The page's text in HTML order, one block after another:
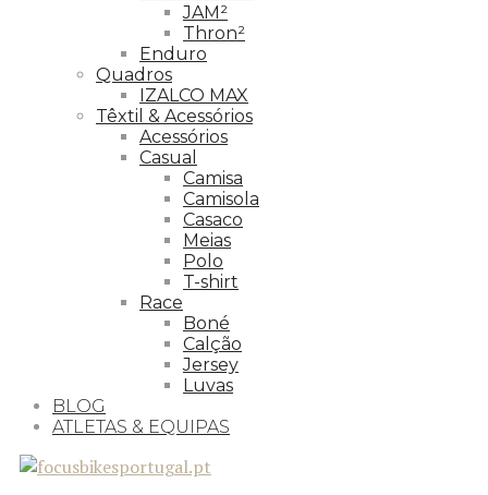
JAM²
Thron²
Enduro
Quadros
IZALCO MAX
Têxtil & Acessórios
Acessórios
Casual
Camisa
Camisola
Casaco
Meias
Polo
T-shirt
Race
Boné
Calção
Jersey
Luvas
BLOG
ATLETAS & EQUIPAS